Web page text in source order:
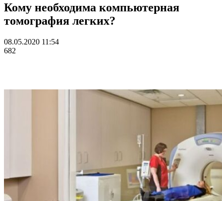
Кому необходима компьютерная
томография легких?
08.05.2020 11:54
682